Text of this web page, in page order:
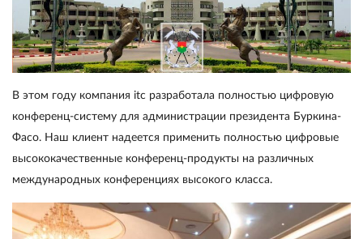
В этом году компания itc разработала полностью цифровую
конференц-систему для администрации президента Буркина-
Фасо. Наш клиент надеется применить полностью цифровые
высококачественные конференц-продукты на различных
международных конференциях высокого класса.